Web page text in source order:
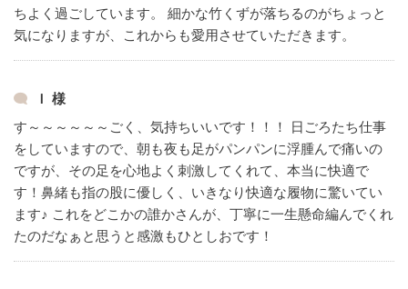
ちよく過ごしています。
細かな竹くずが落ちるのがちょっと
気になりますが、これからも愛用させていただきます。
Ｉ 様
す～～～～～～ごく、気持ちいいです！！！
日ごろたち仕事
をしていますので、朝も夜も足がパンパンに浮腫んで痛いの
ですが、その足を心地よく刺激してくれて、本当に快適で
す！鼻緒も指の股に優しく、いきなり快適な履物に驚いてい
ます♪ これをどこかの誰かさんが、丁寧に一生懸命編んでくれ
たのだなぁと思うと感激もひとしおです！